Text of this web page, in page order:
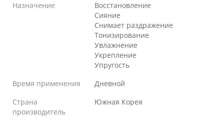
Назначение
Восстановление
Сияние
Снимает раздражение
Тонизирование
Увлажнение
Укрепление
Упругость
Время применения
Дневной
Страна
производитель
Южная Корея